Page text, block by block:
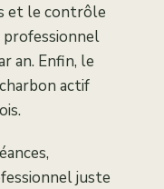
et le contrôle
an. Enfin, le
actif
juste